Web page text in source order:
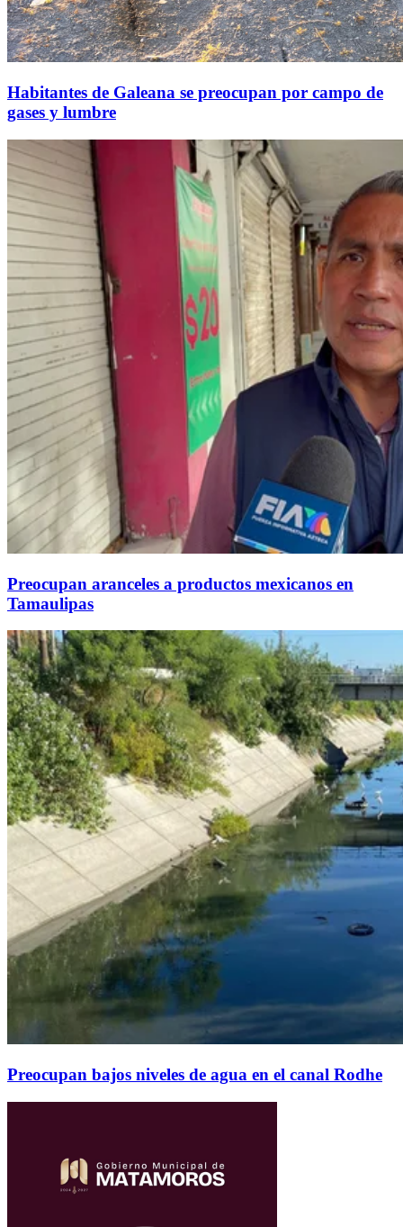
Habitantes de Galeana se preocupan por campo de
gases y lumbre
Preocupan aranceles a productos mexicanos en
Tamaulipas
Preocupan bajos niveles de agua en el canal Rodhe